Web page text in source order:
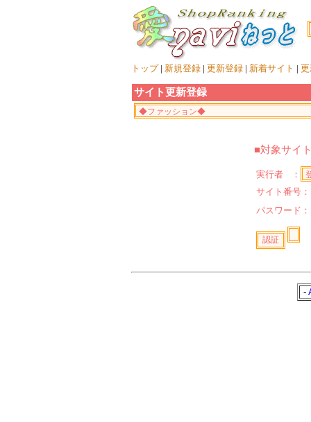
トップ| 新規登録 | 更新登録 | 新着サイト |
サイト更新登録
■対象サイ
実行者 ：
サイト番号：
パスワード
-